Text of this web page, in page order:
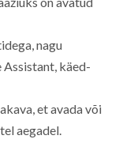
nagu
käed-
et avada või
aegadel.